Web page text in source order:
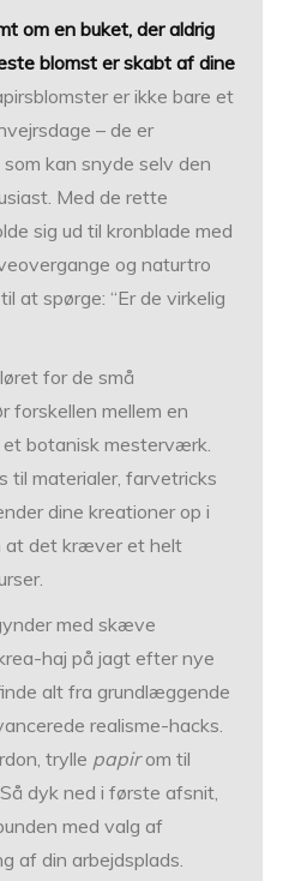
om en buket, der aldrig
blomst er skabt af dine
er ikke bare et
– de er
som kan snyde selv den
Med de rette
sig ud til kronblade med
og naturtro
at spørge: “Er de virkelig
for de små
forskellen mellem en
botanisk mesterværk.
til materialer, farve­tricks
dine kreationer op i
at det kræver et helt
med skæve
haj på jagt efter nye
alt fra grundlæggende
realisme-hacks.
trylle papirom til
dyk ned i første afsnit,
med valg af
af din arbejdsplads.